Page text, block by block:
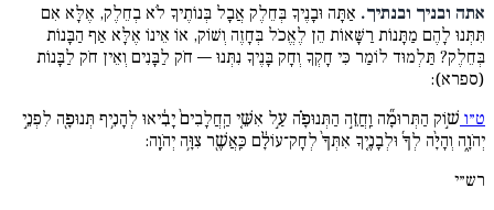
אתה ובניך ובנתיך. אַתָּה וּבָנֶיךָ בְּחֵלֶק אֲבָל בְּנוֹתֶיךָ לֹא בְחֵלֶק, אֶלָּא אִם
תִּתְּנוּ לָהֶם מַתָּנוֹת רַשָּׁאוֹת הֵן לֶאֱכֹל בְּחָזֶה וְשׁוֹק, אוֹ אֵינוֹ אֶלָּא אַף הַבָּנוֹת
בְּחֵלֶק? תַּלְמוּד לוֹמַר כִּי חָקְךָ וְחָק בָּנֶיךָ נִתְּנוּ — חֹק לַבָּנִים וְאֵין חֹק לַבָּנוֹת
(ספרא):
ט״ו שׁ֣וֹק הַתְּרוּמָ֞ה וַֽחֲזֵ֣ה הַתְּנוּפָ֗ה עַ֣ל אִשֵּׁ֤י הַֽחֲלָבִים֙ יָבִ֔יאוּ לְהָנִ֥יף תְּנוּפָ֖ה לִפְנֵ֣י
יְהֹוָ֑ה וְהָיָ֨ה לְךָ֜ וּלְבָנֶ֤יךָ אִתְּךָ֙ לְחָק־עוֹלָ֔ם כַּֽאֲשֶׁ֖ר צִוָּ֥ה יְהֹוָֽה:
רש״י